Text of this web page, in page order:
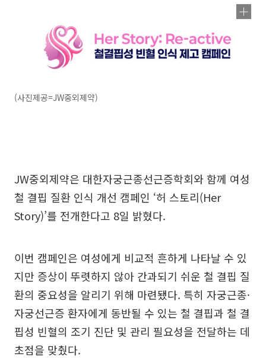
(사진제공=JW중외제약)
JW중외제약은 대한자궁근종선근증학회와 함께 여성
철 결핍 질환 인식 개선 캠페인 ‘허 스토리(Her
Story)’를 전개한다고 8일 밝혔다.
이번 캠페인은 여성에게 비교적 흔하게 나타날 수 있
지만 증상이 뚜렷하지 않아 간과되기 쉬운 철 결핍 질
환의 중요성을 알리기 위해 마련됐다. 특히 자궁근종·
자궁선근증 환자에게 동반될 수 있는 철 결핍과 철 결
핍성 빈혈의 조기 진단 및 관리 필요성을 전달하는 데
초점을 맞췄다.